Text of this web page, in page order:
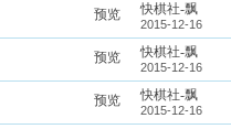
预览 快棋社-飘
2015-12-16
预览 快棋社-飘
2015-12-16
预览 快棋社-飘
2015-12-16